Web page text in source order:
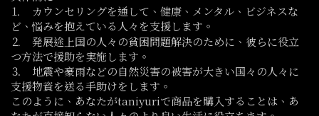
⒈ カウンセリングを通して、健康、メンタル、ビジネスな
ど、悩みを抱えている人々を支援します。
⒉ 発展途上国の人々の貧困問題解決のために、彼らに役立
つ方法で援助を実施します。
⒊ 地震や豪雨などの自然災害の被害が大きい国々の人々に
支援物資を送る手助けをします。
このように、あなたがtaniyuriで商品を購入することは、あ